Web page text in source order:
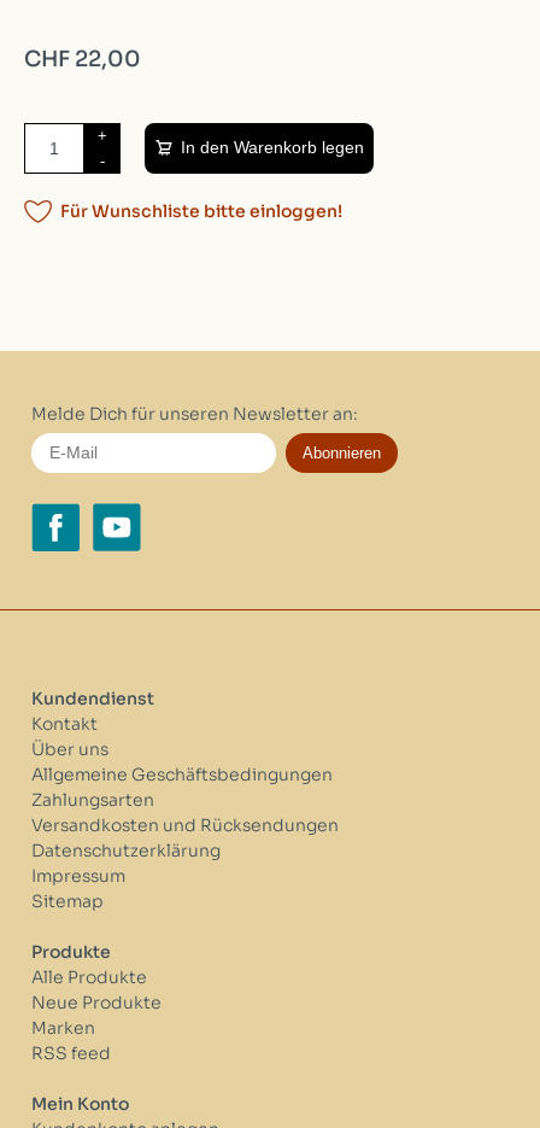
CHF 22,00
+
-
In den Warenkorb legen
Für Wunschliste bitte einloggen!
Melde Dich für unseren Newsletter an:
Abonnieren
Kundendienst
Kontakt
Über uns
Allgemeine Geschäftsbedingungen
Zahlungsarten
Versandkosten und Rücksendungen
Datenschutzerklärung
Impressum
Sitemap
Produkte
Alle Produkte
Neue Produkte
Marken
RSS feed
Mein Konto